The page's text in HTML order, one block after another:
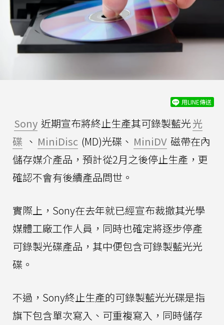
用LINE傳送
Sony 近期宣布將終止生產其可錄製藍光光
碟 、 MiniDisc (MD)光碟、 MiniDV 磁帶在內
儲存媒介產品，預計從2月之後停止生產，更
確認不會有後續產品問世。
實際上，Sony在去年就已經宣布裁撤其光學
媒體工廠工作人員，同時也確定將逐步停產
可錄製光碟產品，其中便包含可錄製藍光光
碟。
不過，Sony終止生產的可錄製藍光光碟是指
旗下包含單次寫入、可重複寫入，同時儲存